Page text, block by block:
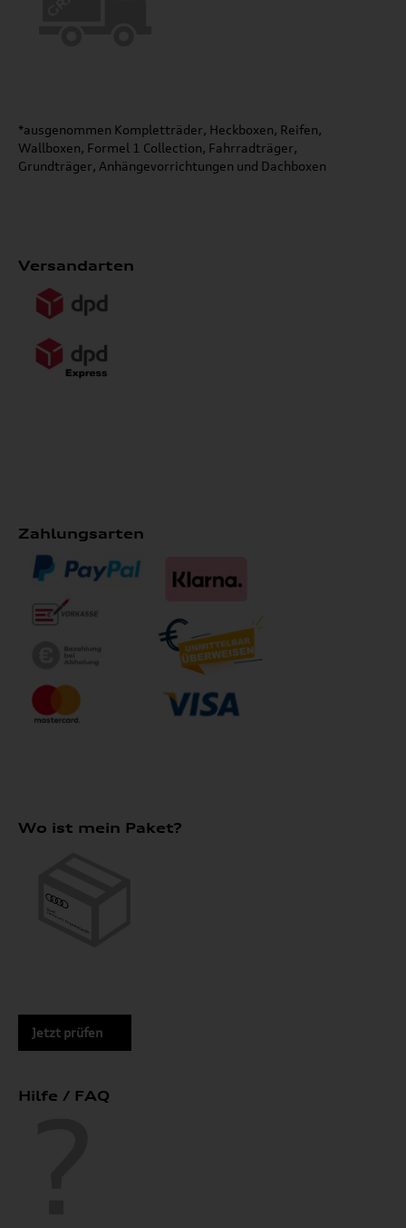
*ausgenommen Kompletträder, Heckboxen, Reifen,
Wallboxen, Formel 1 Collection, Fahrradträger,
Grundträger, Anhängevorrichtungen und Dachboxen
Versandarten
Zahlungsarten
Wo ist mein Paket?
Jetzt prüfen
Hilfe / FAQ